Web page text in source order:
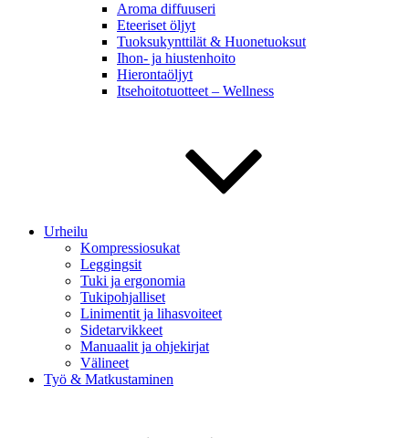
Aroma diffuuseri
Eteeriset öljyt
Tuoksukynttilät & Huonetuoksut
Ihon- ja hiustenhoito
Hierontaöljyt
Itsehoitotuotteet – Wellness
Urheilu
Kompressiosukat
Leggingsit
Tuki ja ergonomia
Tukipohjalliset
Linimentit ja lihasvoiteet
Sidetarvikkeet
Manuaalit ja ohjekirjat
Välineet
Työ & Matkustaminen